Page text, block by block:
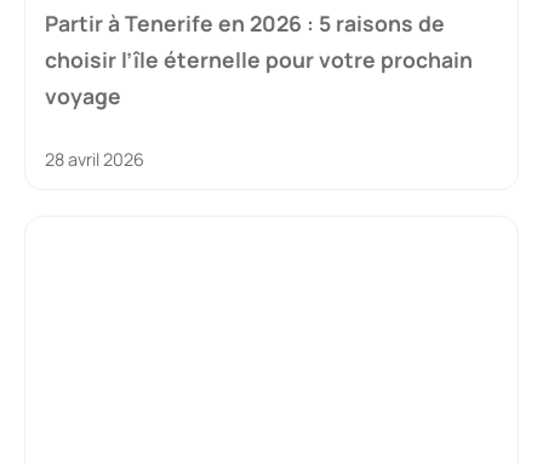
Partir à Tenerife en 2026 : 5 raisons de
choisir l’île éternelle pour votre prochain
voyage
28 avril 2026